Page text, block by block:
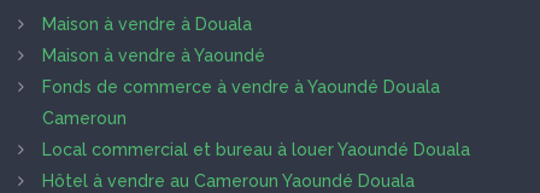
Maison à vendre à Douala
Maison à vendre à Yaoundé
Fonds de commerce à vendre à Yaoundé Douala
Cameroun
Local commercial et bureau à louer Yaoundé Douala
Hôtel à vendre au Cameroun Yaoundé Douala